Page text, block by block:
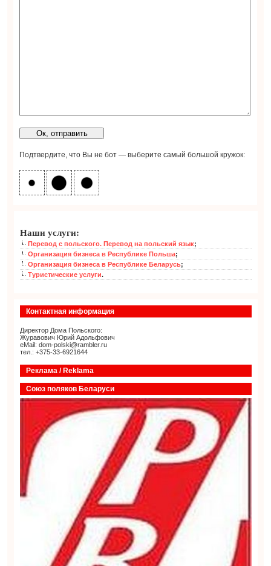
Подтвердите, что Вы не бот — выберите самый большой кружок:
Наши услуги:
Перевод с польского. Перевод на польский язык;
Организация бизнеса в Республике Польша;
Организация бизнеса в Республике Беларусь;
Туристические услуги.
Контактная информация
Директор Дома Польского:
Журавович Юрий Адольфович
eMail: dom-polski@rambler.ru
тел.: +375-33-6921644
Реклама / Reklama
Союз поляков Беларуси